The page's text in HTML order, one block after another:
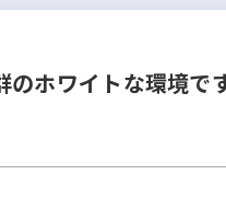
のホワイトな環境